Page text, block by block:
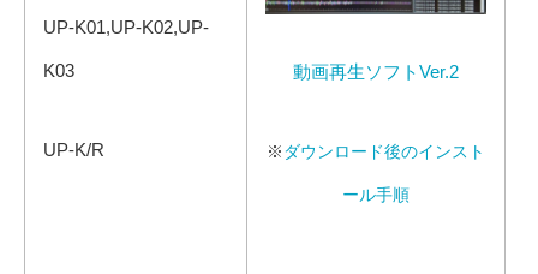
UP-K01,UP-K02,UP-
K03
UP-K/R
動画再生ソフトVer.2
※ ダウンロード後のインスト
ール手順